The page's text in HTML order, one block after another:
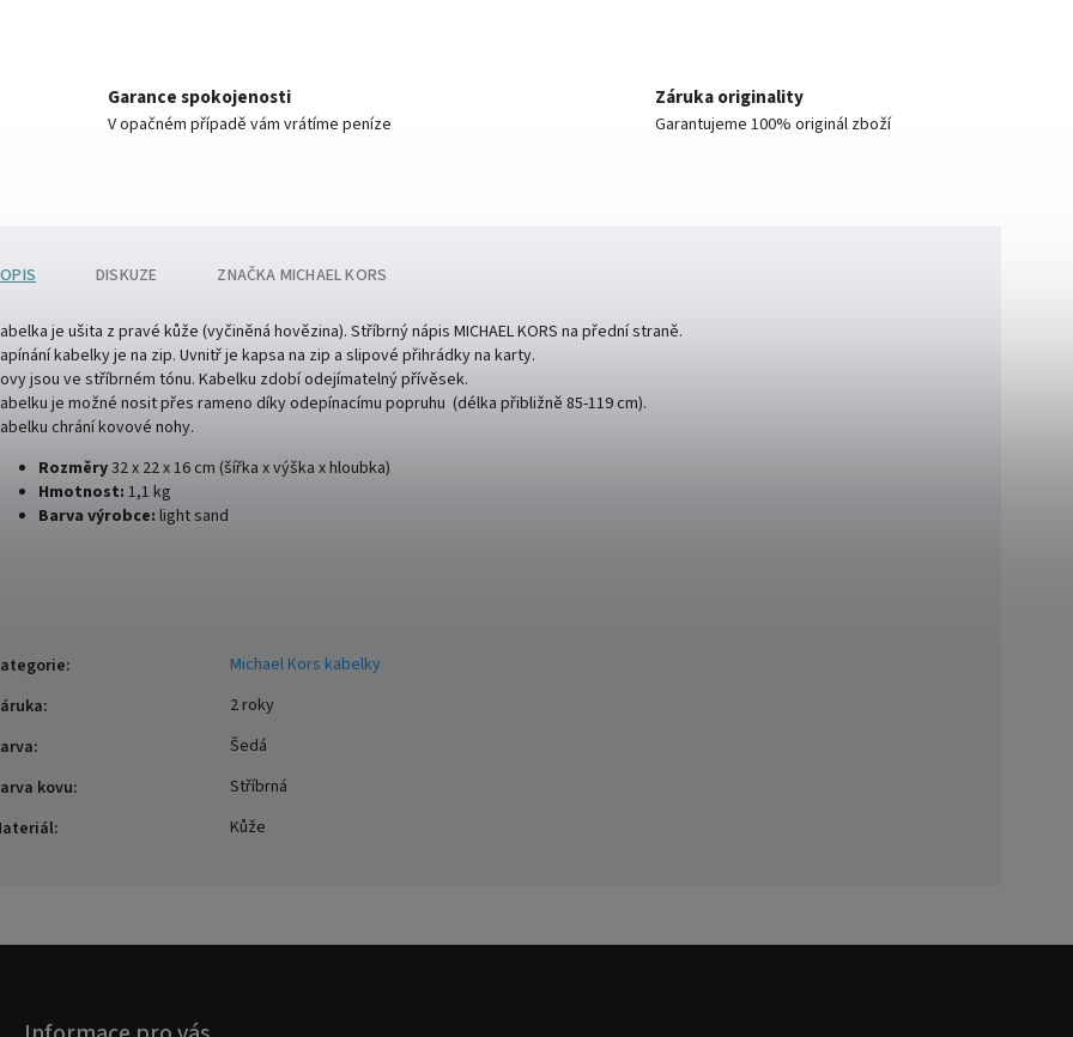
Garance spokojenosti
V opačném případě vám vrátíme peníze
Záruka originality
Garantujeme 100% originál zboží
DISKUZE ZNAČKA MICHAEL KORS
je ušita z pravé kůže (vyčiněná hovězina). Stříbrný nápis MICHAEL KORS na přední straně.
kabelky je na zip. Uvnitř je kapsa na zip a slipové přihrádky na karty.
jsou ve stříbrném tónu. Kabelku zdobí odejímatelný přívěsek.
je možné nosit přes rameno díky odepínacímu popruhu (délka přibližně 85-119 cm).
chrání kovové nohy.
Rozměry32 x 22 x 16 cm (šířka x výška x hloubka)
Hmotnost: 1,1 kg
Barva výrobce: light sand
:
Michael Kors kabelky
:
2 roky
:
Šedá
kovu:
Stříbrná
: Kůže